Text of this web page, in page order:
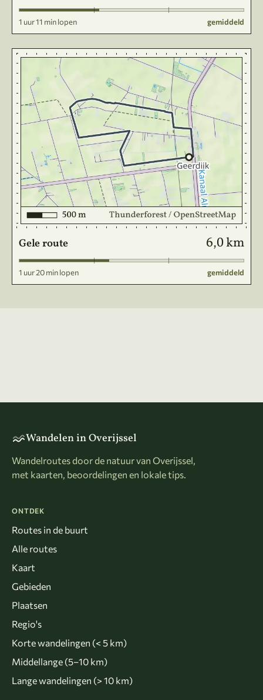
1 uur 11 min lopen gemiddeld
Gele route 6,0 km
1 uur 20 min lopen gemiddeld
Wandelen in Overijssel
Wandelroutes door de natuur van Overijssel,
met kaarten, beoordelingen en lokale tips.
ONTDEK
Routes in de buurt
Alle routes
Kaart
Gebieden
Plaatsen
Regio's
Korte wandelingen (< 5 km)
Middellange (5–10 km)
Lange wandelingen (> 10 km)